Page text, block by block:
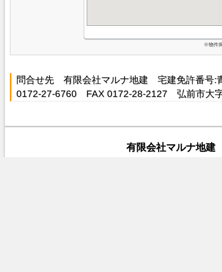
※物件
問合せ先 有限会社マルナ地建 宅建免許番号:
0172-27-6760 FAX 0172-28-2127 弘前市大
有限会社マルナ地建